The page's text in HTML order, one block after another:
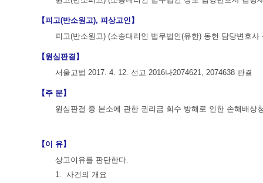
【피고(반소원고), 피상고인】
피고(반소원고) (소송대리인 법무법인(유한) 동헌 담당변호사
【원심판결】
서울고법 2017. 4. 12. 선고 2016나2074621, 2074638 판결
【주 문】
원심판결 중 본소에 관한 권리금 회수 방해로 인한 손해배
【이 유】
상고이유를 판단한다.
1. 사건의 개요